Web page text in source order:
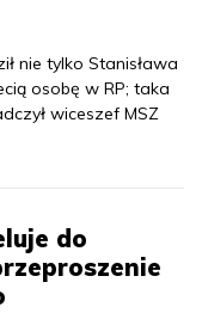
nie tylko Stanisława
osobę w RP; taka
wiceszef MSZ
do